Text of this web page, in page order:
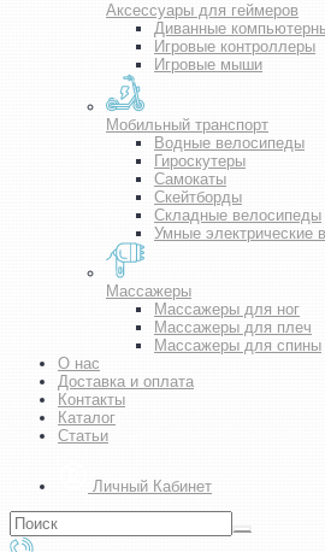
Аксессуары для геймеров
Диванные
Игровые контроллеры
Игровые мыши
Мобильный транспорт
Водные велосипеды
Гироскутеры
Самокаты
Скейтборды
Складные велосипеды
Умные электрические
Массажеры
Массажеры для ног
Массажеры для плеч
Массажеры для спины
О нас
Доставка и оплата
Контакты
Каталог
Статьи
Личный Кабинет